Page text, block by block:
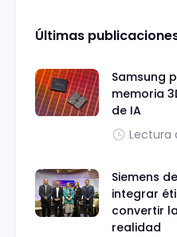
Últimas
Samsung
memoria
de IA
Lectura
Siemens
integrar
convertir
realidad